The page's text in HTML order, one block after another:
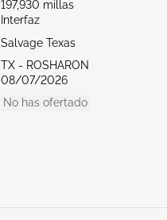
197,930 millas
Interfaz
Salvage Texas
TX - ROSHARON
08/07/2026
No has ofertado